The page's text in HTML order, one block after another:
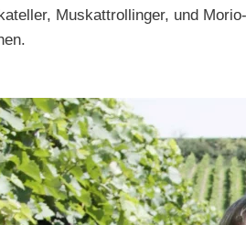
Muskattrollinger, und